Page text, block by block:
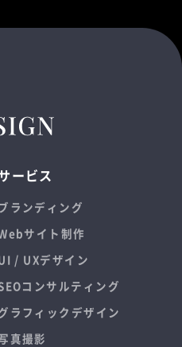
ービス
ランディング
サイト制作
/ UXデザイン
コンサルティング
ラフィックデザイン
真撮影